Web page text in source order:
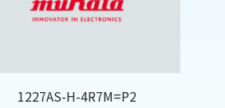
1227AS-H-4R7M=P2